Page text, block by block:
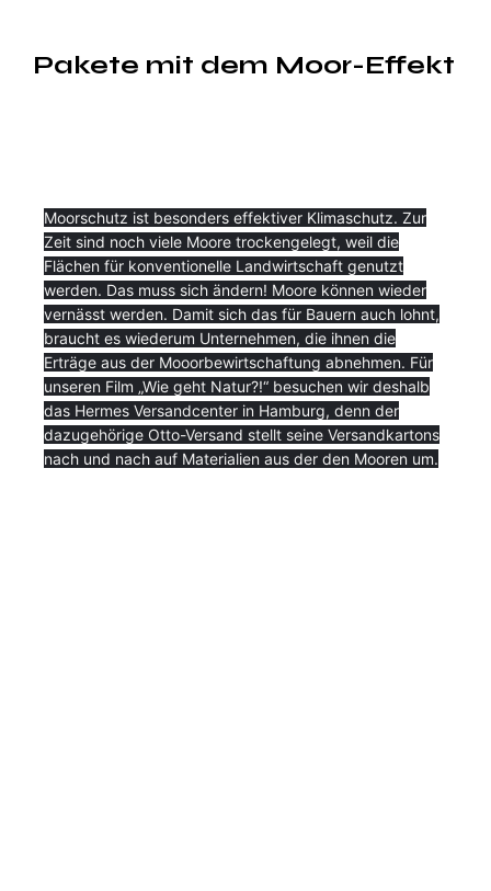
Pakete mit dem Moor-Effekt
Moorschutz ist besonders effektiver Klimaschutz. Zur
Zeit sind noch viele Moore trockengelegt, weil die
Flächen für konventionelle Landwirtschaft genutzt
werden. Das muss sich ändern! Moore können wieder
vernässt werden. Damit sich das für Bauern auch lohnt,
braucht es wiederum Unternehmen, die ihnen die
Erträge aus der Mooorbewirtschaftung abnehmen. Für
unseren Film „Wie geht Natur?!“ besuchen wir deshalb
das Hermes Versandcenter in Hamburg, denn der
dazugehörige Otto-Versand stellt seine Versandkartons
nach und nach auf Materialien aus der den Mooren um.